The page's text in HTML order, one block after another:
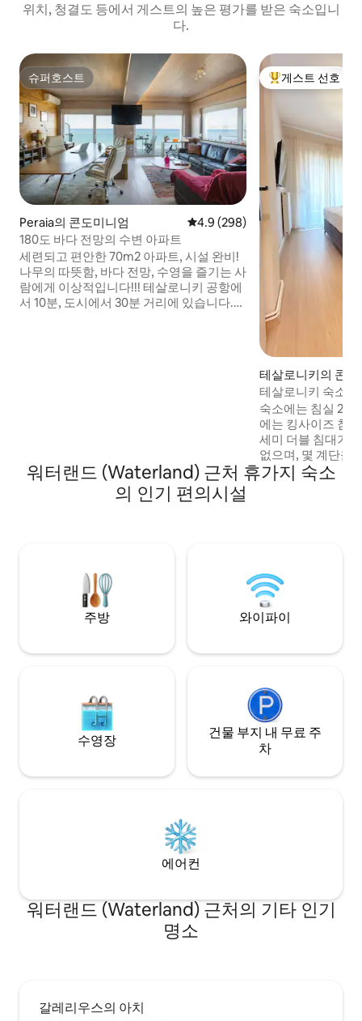
위치, 청결도 등에서 게스트의 높은 평가를 받은 숙소입니
다.
슈퍼호스트
슈퍼호스트
Peraia의 콘도미니엄 평점 4.9점(5점 만점), 후기 298
4.9 (298)
180도 바다 전망의 수변 아파트
세련되고 편안한 70m2 아파트, 시설 완비!
나무의 따뜻함, 바다 전망, 수영을 즐기는 사
람에게 이상적입니다!!! 테살로니키 공항에
서 10분, 도시에서 30분 거리에 있습니다.
상위 게스트 선호
게스트 선호
테살로니키의 콘
테살로니키 숙소,
숙소에는 침실 2개
에는 킹사이즈 침
세미 더블 침대가 있습니다.
없으며, 몇 계단을
니다. 저희 숙소는 주택 단기 임대 관련 법률
POL1187/2017의
워터랜드 (Waterland) 근처 휴가지 숙소
의 인기 편의시설
주방 와이파이
수영장
건물 부지 내 무료 주
차
에어컨
워터랜드 (Waterland) 근처의 기타 인기
명소
갈레리우스의 아치